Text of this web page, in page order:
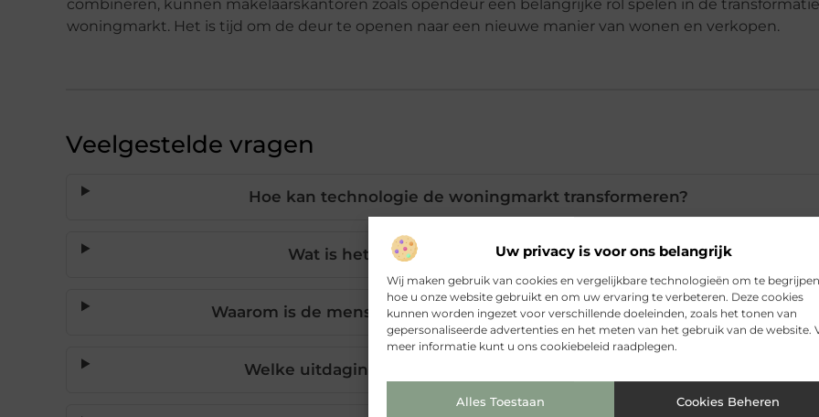
Uw privacy is voor ons belangrijk
Wij maken gebruik van cookies en vergelijkbare technologieën om te begrijpen
hoe u onze website gebruikt en om uw ervaring te verbeteren. Deze cookies
kunnen worden ingezet voor verschillende doeleinden, zoals het tonen van
gepersonaliseerde advertenties en het meten van het gebruik van de website.
meer informatie kunt u ons cookiebeleid raadplegen.
Alles Toestaan Cookies Beheren
combineren, kunnen makelaarskantoren zoals opendeur een belangrijke rol spelen in de
woningmarkt. Het is tijd om de deur te openen naar een nieuwe manier van wonen en verkopen.
Veelgestelde vragen
Hoe kan technologie de woningmarkt transformeren?
Wat is het voordeel van een duurzaam huis?
Waarom is de menselijke factor belangrijk bij de transformatie?
Welke uitdagingen ziet u op de huidige woningmarkt?